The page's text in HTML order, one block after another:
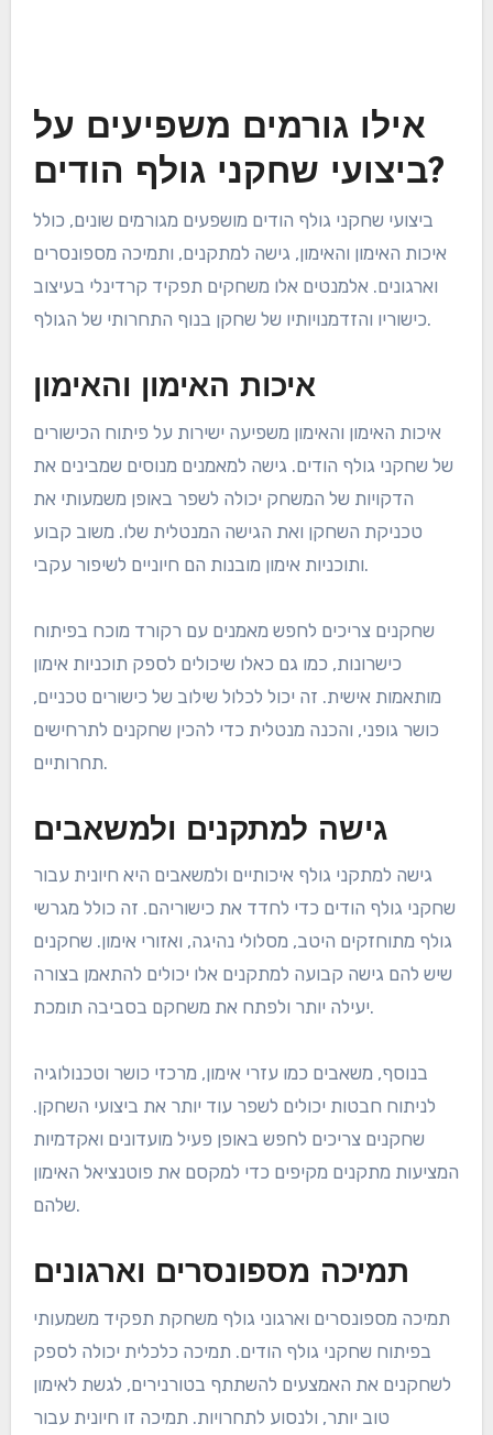
אילו גורמים משפיעים על
ביצועי שחקני גולף הודים?
ביצועי שחקני גולף הודים מושפעים מגורמים שונים, כולל
איכות האימון והאימון, גישה למתקנים, ותמיכה מספונסרים
וארגונים. אלמנטים אלו משחקים תפקיד קרדינלי בעיצוב
כישוריו והזדמנויותיו של שחקן בנוף התחרותי של הגולף.
איכות האימון והאימון
איכות האימון והאימון משפיעה ישירות על פיתוח הכישורים
של שחקני גולף הודים. גישה למאמנים מנוסים שמבינים את
הדקויות של המשחק יכולה לשפר באופן משמעותי את
טכניקת השחקן ואת הגישה המנטלית שלו. משוב קבוע
ותוכניות אימון מובנות הם חיוניים לשיפור עקבי.
שחקנים צריכים לחפש מאמנים עם רקורד מוכח בפיתוח
כישרונות, כמו גם כאלו שיכולים לספק תוכניות אימון
מותאמות אישית. זה יכול לכלול שילוב של כישורים טכניים,
כושר גופני, והכנה מנטלית כדי להכין שחקנים לתרחישים
תחרותיים.
גישה למתקנים ולמשאבים
גישה למתקני גולף איכותיים ולמשאבים היא חיונית עבור
שחקני גולף הודים כדי לחדד את כישוריהם. זה כולל מגרשי
גולף מתוחזקים היטב, מסלולי נהיגה, ואזורי אימון. שחקנים
שיש להם גישה קבועה למתקנים אלו יכולים להתאמן בצורה
יעילה יותר ולפתח את משחקם בסביבה תומכת.
בנוסף, משאבים כמו עזרי אימון, מרכזי כושר וטכנולוגיה
לניתוח חבטות יכולים לשפר עוד יותר את ביצועי השחקן.
שחקנים צריכים לחפש באופן פעיל מועדונים ואקדמיות
המציעות מתקנים מקיפים כדי למקסם את פוטנציאל האימון
שלהם.
תמיכה מספונסרים וארגונים
תמיכה מספונסרים וארגוני גולף משחקת תפקיד משמעותי
בפיתוח שחקני גולף הודים. תמיכה כלכלית יכולה לספק
לשחקנים את האמצעים להשתתף בטורנירים, לגשת לאימון
טוב יותר, ולנסוע לתחרויות. תמיכה זו חיונית עבור